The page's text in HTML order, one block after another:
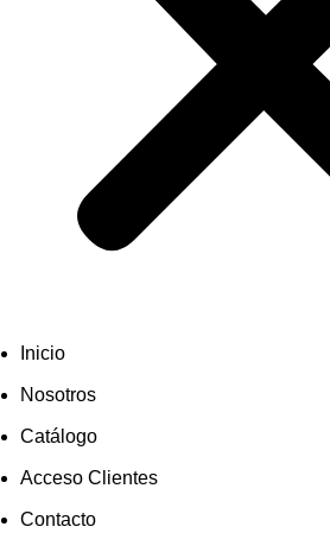
Inicio
Nosotros
Catálogo
Acceso Clientes
Contacto